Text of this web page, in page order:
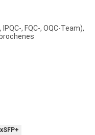
, FQC-, OQC-Team),